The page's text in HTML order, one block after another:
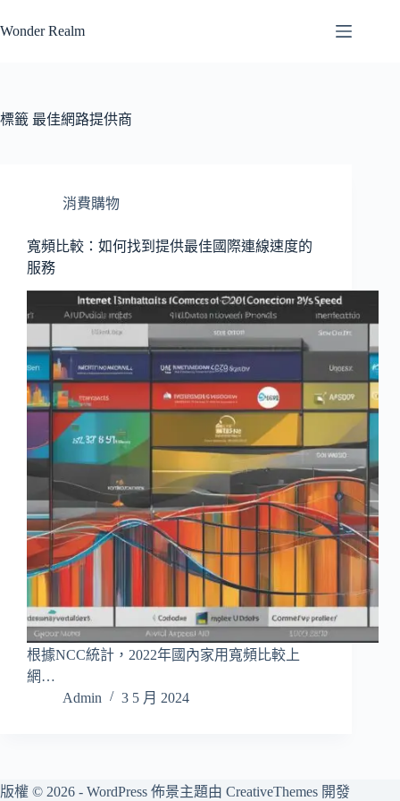
至
容
Wonder Realm
標籤 最佳網路提供商
消費購物
寬頻比較：如何找到提供最佳國際連線速度的
服務
根據NCC統計，2022年國內家用寬頻比較上
網…
Admin
3 5 月 2024
版權 © 2026 - WordPress 佈景主題由 CreativeThemes 開發